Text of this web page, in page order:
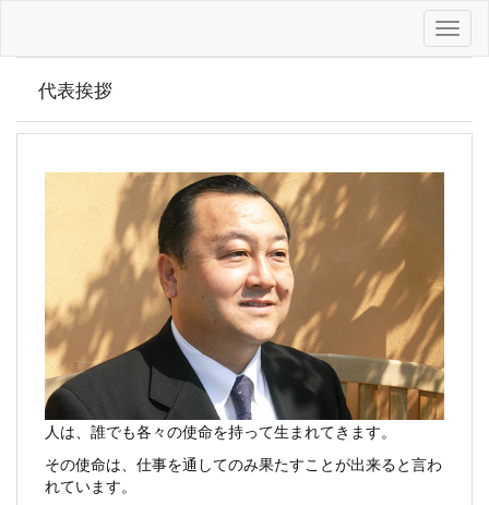
代表挨拶
人は、誰でも各々の使命を持って生まれてきます。
その使命は、仕事を通してのみ果たすことが出来ると言わ
れています。